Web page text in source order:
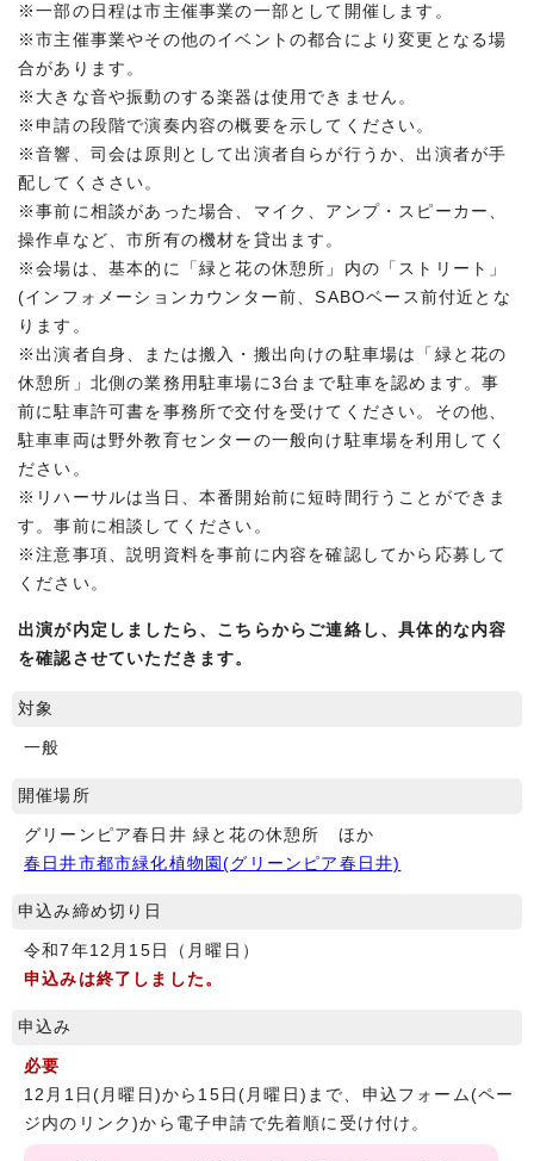
※一部の日程は市主催事業の一部として開催します。
※市主催事業やその他のイベントの都合により変更となる場
合があります。
※大きな音や振動のする楽器は使用できません。
※申請の段階で演奏内容の概要を示してください。
※音響、司会は原則として出演者自らが行うか、出演者が手
配してくささい。
※事前に相談があった場合、マイク、アンプ・スピーカー、
操作卓など、市所有の機材を貸出ます。
※会場は、基本的に「緑と花の休憩所」内の「ストリート」
(インフォメーションカウンター前、SABOベース前付近とな
ります。
※出演者自身、または搬入・搬出向けの駐車場は「緑と花の
休憩所」北側の業務用駐車場に3台まで駐車を認めます。事
前に駐車許可書を事務所で交付を受けてください。その他、
駐車車両は野外教育センターの一般向け駐車場を利用してく
ださい。
※リハーサルは当日、本番開始前に短時間行うことができま
す。事前に相談してください。
※注意事項、説明資料を事前に内容を確認してから応募して
ください。
出演が内定しましたら、こちらからご連絡し、具体的な内容
を確認させていただきます。
対象
一般
開催場所
グリーンピア春日井 緑と花の休憩所 ほか
春日井市都市緑化植物園(グリーンピア春日井)
申込み締め切り日
令和7年12月15日（月曜日）
申込みは終了しました。
申込み
必要
12月1日(月曜日)から15日(月曜日)まで、申込フォーム(ペー
ジ内のリンク)から電子申請で先着順に受け付け。